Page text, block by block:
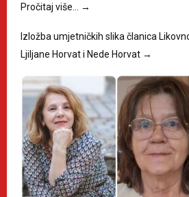
Pročitaj više…
→
Izložba umjetničkih slika članica
Ljiljane Horvat i Nede Horvat →